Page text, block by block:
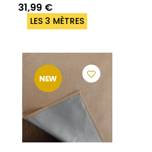
31,99 €
LES 3 MÈTRES
NEW